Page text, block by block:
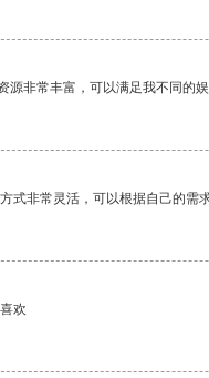
源非常丰富，可以满足我不同的娱
式非常灵活，可以根据自己的需
欢